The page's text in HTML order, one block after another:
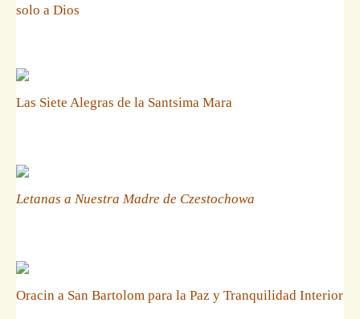
solo a Dios
Las Siete Alegras de la Santsima Mara
Letanas a Nuestra Madre de Czestochowa
Oracin a San Bartolom para la Paz y Tranquilidad Interior